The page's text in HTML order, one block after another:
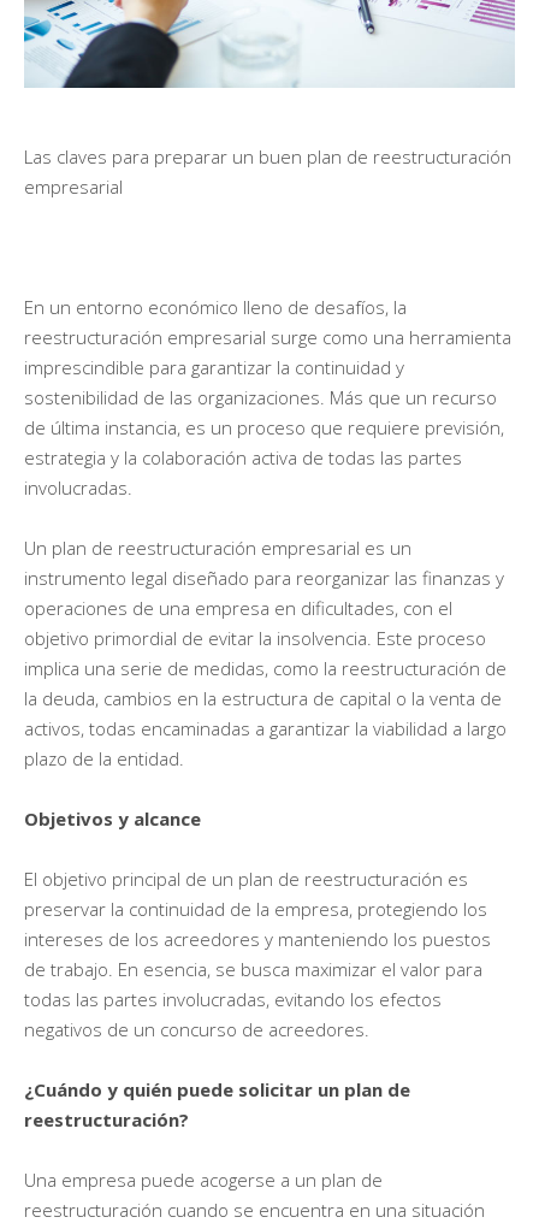
Las claves para preparar un buen plan de reestructuración
empresarial
En un entorno económico lleno de desafíos, la
reestructuración empresarial surge como una herramienta
imprescindible para garantizar la continuidad y
sostenibilidad de las organizaciones. Más que un recurso
de última instancia, es un proceso que requiere previsión,
estrategia y la colaboración activa de todas las partes
involucradas.
Un plan de reestructuración empresarial es un
instrumento legal diseñado para reorganizar las finanzas y
operaciones de una empresa en dificultades, con el
objetivo primordial de evitar la insolvencia. Este proceso
implica una serie de medidas, como la reestructuración de
la deuda, cambios en la estructura de capital o la venta de
activos, todas encaminadas a garantizar la viabilidad a largo
plazo de la entidad.
Objetivos y alcance
El objetivo principal de un plan de reestructuración es
preservar la continuidad de la empresa, protegiendo los
intereses de los acreedores y manteniendo los puestos
de trabajo. En esencia, se busca maximizar el valor para
todas las partes involucradas, evitando los efectos
negativos de un concurso de acreedores.
¿Cuándo y quién puede solicitar un plan de
reestructuración?
Una empresa puede acogerse a un plan de
reestructuración cuando se encuentra en una situación